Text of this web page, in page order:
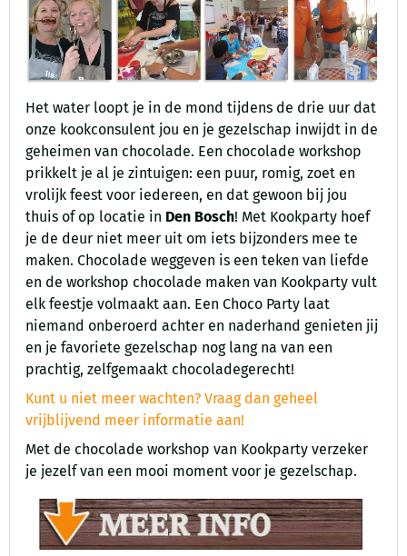
Het water loopt je in de mond tijdens de drie uur dat
onze kookconsulent jou en je gezelschap inwijdt in de
geheimen van chocolade. Een chocolade workshop
prikkelt je al je zintuigen: een puur, romig, zoet en
vrolijk feest voor iedereen, en dat gewoon bij jou
thuis of op locatie in Den Bosch! Met Kookparty hoef
je de deur niet meer uit om iets bijzonders mee te
maken. Chocolade weggeven is een teken van liefde
en de workshop chocolade maken van Kookparty vult
elk feestje volmaakt aan. Een Choco Party laat
niemand onberoerd achter en naderhand genieten jij
en je favoriete gezelschap nog lang na van een
prachtig, zelfgemaakt chocoladegerecht!
Kunt u niet meer wachten? Vraag dan geheel
vrijblijvend meer informatie aan!
Met de chocolade workshop van Kookparty verzeker
je jezelf van een mooi moment voor je gezelschap.